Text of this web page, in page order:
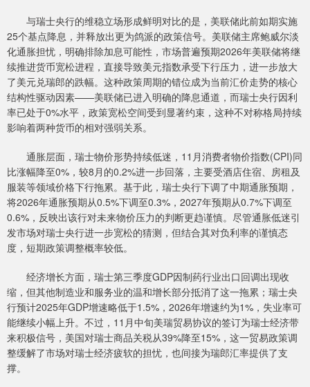
与瑞士央行的维稳立场形成鲜明对比的是，美联储此前如期实施
25个基点降息，并释放出更为鸽派的政策信号。美联储主席鲍威尔淡
化通胀担忧，明确排除加息可能性，市场普遍预期2026年美联储将继
续推进货币宽松进程，直接导致美元指数承受下行压力，进一步放大
了美元兑瑞郎的跌幅。这种政策周期的错位成为当前汇价走势的核心
结构性驱动因素——美联储已进入明确的降息通道，而瑞士央行因利
率已处于0%水平，政策宽松空间受到显著约束，这种不对称格局持续
影响着两种货币的相对强弱关系。
通胀层面，瑞士物价形势持续低迷，11月消费者物价指数(CPI)同
比涨幅降至0%，较8月的0.2%进一步回落，主要受酒店住宿、房租及
服装等领域价格下行拖累。基于此，瑞士央行下调了中期通胀预期，
将2026年通胀预期从0.5%下调至0.3%，2027年预期从0.7%下调至
0.6%，反映出该行对未来物价压力的判断更趋谨慎。尽管通胀低迷引
发市场对瑞士央行进一步宽松的猜测，但结合其对负利率的谨慎态
度，短期政策调整概率较低。
经济增长方面，瑞士第三季度GDP因制药行业出口回调出现收
缩，但其他制造业和服务业的温和增长部分抵消了这一拖累；瑞士央
行预计2025年GDP增速略低于1.5%，2026年增速约为1%，失业率可
能继续小幅上升。不过，11月中旬美瑞贸易协议的签订为瑞士经济带
来积极信号，美国对瑞士商品关税从39%降至15%，这一贸易政策调
整缓解了市场对瑞士经济疲软的担忧，也间接为瑞郎汇率提供了支
撑。